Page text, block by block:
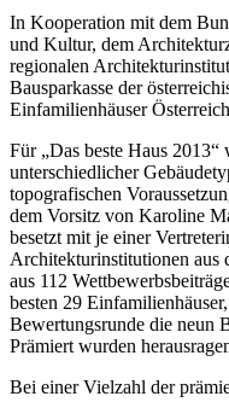
In Kooperation mit dem
und Kultur, dem
regionalen
Bausparkasse der
Einfamilienhäuser
Für „Das beste Haus
unterschiedlicher
topografischen
dem Vorsitz von Karoline
besetzt mit je einer
Architekturinstitutionen aus
aus 112
besten 29
Bewertungsrunde die neun
Prämiert wurden
Bei einer Vielzahl der